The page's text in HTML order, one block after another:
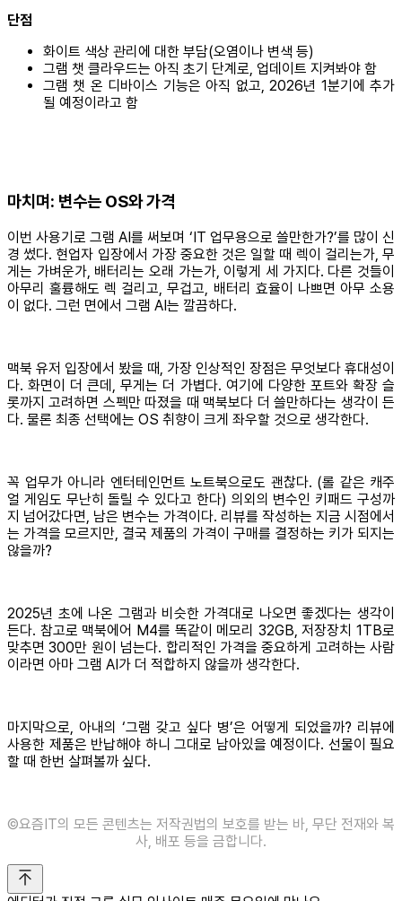
단점
화이트 색상 관리에 대한 부담(오염이나 변색 등)
그램 챗 클라우드는 아직 초기 단계로, 업데이트 지켜봐야 함
그램 챗 온 디바이스 기능은 아직 없고, 2026년 1분기에 추가
될 예정이라고 함
마치며: 변수는 OS와 가격
이번 사용기로 그램 AI를 써보며 ‘IT 업무용으로 쓸만한가?’를 많이 신
경 썼다. 현업자 입장에서 가장 중요한 것은 일할 때 렉이 걸리는가, 무
게는 가벼운가, 배터리는 오래 가는가, 이렇게 세 가지다. 다른 것들이
아무리 훌륭해도 렉 걸리고, 무겁고, 배터리 효율이 나쁘면 아무 소용
이 없다. 그런 면에서 그램 AI는 깔끔하다.
맥북 유저 입장에서 봤을 때, 가장 인상적인 장점은 무엇보다 휴대성이
다. 화면이 더 큰데, 무게는 더 가볍다. 여기에 다양한 포트와 확장 슬
롯까지 고려하면 스펙만 따졌을 때 맥북보다 더 쓸만하다는 생각이 든
다. 물론 최종 선택에는 OS 취향이 크게 좌우할 것으로 생각한다.
꼭 업무가 아니라 엔터테인먼트 노트북으로도 괜찮다. (롤 같은 캐주
얼 게임도 무난히 돌릴 수 있다고 한다) 의외의 변수인 키패드 구성까
지 넘어갔다면, 남은 변수는 가격이다. 리뷰를 작성하는 지금 시점에서
는 가격을 모르지만, 결국 제품의 가격이 구매를 결정하는 키가 되지는
않을까?
2025년 초에 나온 그램과 비슷한 가격대로 나오면 좋겠다는 생각이
든다. 참고로 맥북에어 M4를 똑같이 메모리 32GB, 저장장치 1TB로
맞추면 300만 원이 넘는다. 합리적인 가격을 중요하게 고려하는 사람
이라면 아마 그램 AI가 더 적합하지 않을까 생각한다.
마지막으로, 아내의 ‘그램 갖고 싶다 병’은 어떻게 되었을까? 리뷰에
사용한 제품은 반납해야 하니 그대로 남아있을 예정이다. 선물이 필요
할 때 한번 살펴볼까 싶다.
©요즘IT의 모든 콘텐츠는 저작권법의 보호를 받는 바, 무단 전재와 복
사, 배포 등을 금합니다.